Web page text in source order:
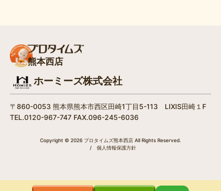
熊本西店
ホーミーズ株式会社
〒860-0053 熊本県熊本市西区田崎1丁目5-113 LIXIS田崎１F
TEL.0120-967-747 FAX.096-245-6036
Copyright © 2026 プロタイムズ熊本西店 All Rights Reserved.
/
個人情報保護方針